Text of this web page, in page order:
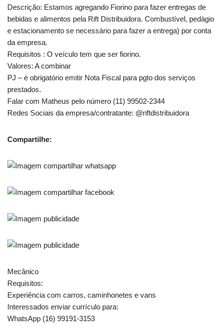
Descrição: Estamos agregando Fiorino para fazer entregas de
bebidas e alimentos pela Rift Distribuidora. Combustível, pedágio
e estacionamento se necessário para fazer a entrega) por conta
da empresa.
Requisitos : O veículo tem que ser fiorino.
Valores: A combinar
PJ – é obrigatório emitir Nota Fiscal para pgto dos serviços
prestados.
Falar com Matheus pelo número (11) 99502-2344
Redes Sociais da empresa/contratante: @riftdistribuidora
Compartilhe:
Mecânico
Requisitos:
Experiência com carros, caminhonetes e vans
Interessados enviar currículo para:
WhatsApp (16) 99191-3153